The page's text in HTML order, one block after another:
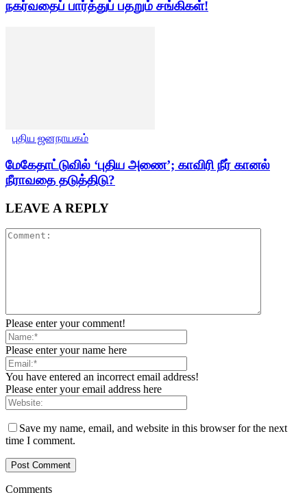
நகர்வதைப் பார்த்துப் பதறும் சங்கிகள்!
புதிய ஜனநாயகம்
மேகேதாட்டுவில் ‘புதிய அணை’; காவிரி நீர் கானல்
நீராவதை தடுத்திடு?
LEAVE A REPLY
Please enter your comment!
Please enter your name here
You have entered an incorrect email address!
Please enter your email address here
Save my name, email, and website in this browser for the next
time I comment.
Comments